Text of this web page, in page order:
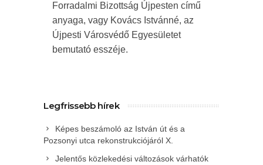
Forradalmi Bizottság Újpesten című
anyaga, vagy Kovács Istvánné, az
Újpesti Városvédő Egyesületet
bemutató esszéje.
Legfrissebb hírek
Képes beszámoló az István út és a
Pozsonyi utca rekonstrukciójáról X.
Jelentős közlekedési változások várhatók